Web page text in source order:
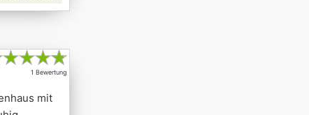
★★★★
1 Bewertung
mit